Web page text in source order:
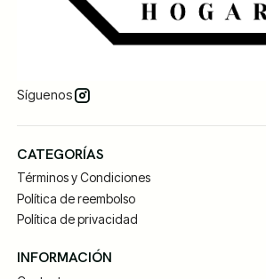
Síguenos
CATEGORÍAS
Términos y Condiciones
Política de reembolso
Política de privacidad
INFORMACIÓN